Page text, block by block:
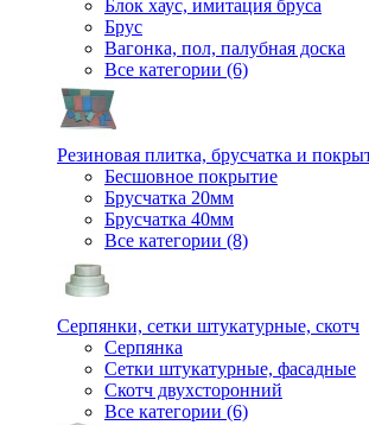
Блок хаус, имитация бруса
Брус
Вагонка, пол, палубная доска
Все категории (6)
Резиновая плитка, брусчатка и
Бесшовное покрытие
Брусчатка 20мм
Брусчатка 40мм
Все категории (8)
Серпянки, сетки штукатурные, скотч
Серпянка
Сетки штукатурные, фасадные
Скотч двухсторонний
Все категории (6)